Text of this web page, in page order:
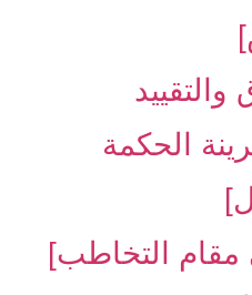
والتقييد
الحكمة
مقام التخاطب]